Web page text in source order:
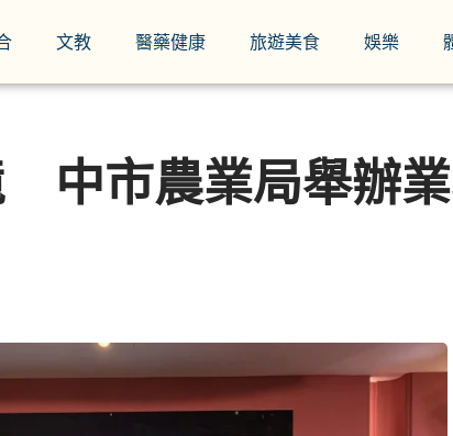
文教 醫藥健康 旅遊美食 娛樂
中市農業局舉辦